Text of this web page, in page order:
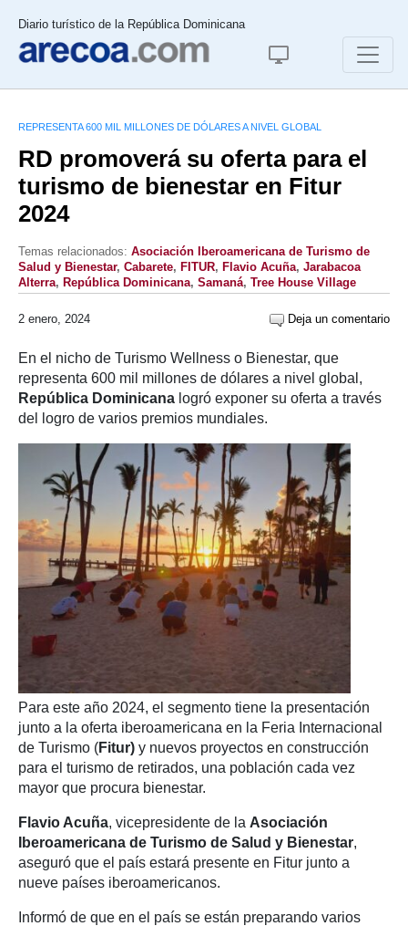
Diario turístico de la República Dominicana
REPRESENTA 600 MIL MILLONES DE DÓLARES A NIVEL GLOBAL
RD promoverá su oferta para el
turismo de bienestar en Fitur
2024
Temas relacionados: Asociación Iberoamericana de Turismo de
Salud y Bienestar, Cabarete, FITUR, Flavio Acuña, Jarabacoa
Alterra, República Dominicana, Samaná, Tree House Village
2 enero, 2024 Deja un comentario
En el nicho de Turismo Wellness o Bienestar, que
representa 600 mil millones de dólares a nivel global,
República Dominicana logró exponer su oferta a través
del logro de varios premios mundiales.
Para este año 2024, el segmento tiene la presentación
junto a la oferta iberoamericana en la Feria Internacional
de Turismo (Fitur) y nuevos proyectos en construcción
para el turismo de retirados, una población cada vez
mayor que procura bienestar.
Flavio Acuña, vicepresidente de la Asociación
Iberoamericana de Turismo de Salud y Bienestar,
aseguró que el país estará presente en Fitur junto a
nueve países iberoamericanos.
Informó de que en el país se están preparando varios